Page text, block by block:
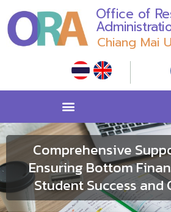
Office of
Chiang Mai
Comprehensive
Ensuring Bottom
Student Success and